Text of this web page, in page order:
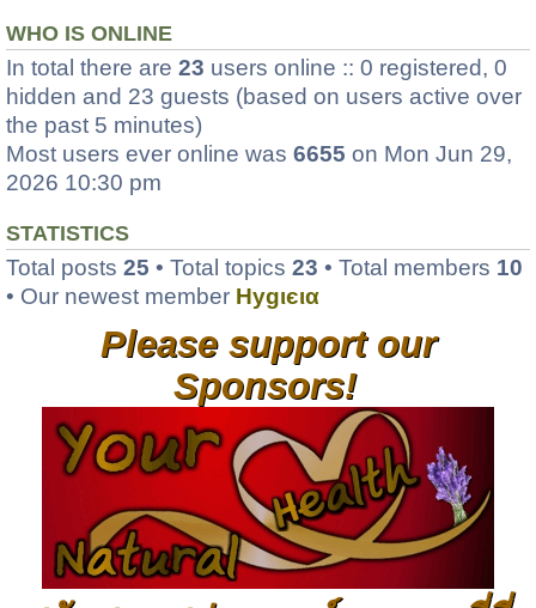
WHO IS ONLINE
In total there are 23 users online :: 0 registered, 0
hidden and 23 guests (based on users active over
the past 5 minutes)
Most users ever online was 6655 on Mon Jun 29,
2026 10:30 pm
STATISTICS
Total posts 25 • Total topics 23 • Total members 10
• Our newest member Hуgιєια
Please support our
Sponsors!